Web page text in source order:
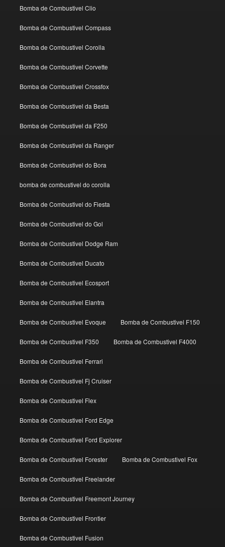
Bomba de Combustivel Clio
Bomba de Combustivel Compass
Bomba de Combustivel Corolla
Bomba de Combustivel Corvette
Bomba de Combustivel Crossfox
Bomba de Combustivel da Besta
Bomba de Combustivel da F250
Bomba de Combustivel da Ranger
Bomba de Combustivel do Bora
bomba de combustivel do corolla
Bomba de Combustivel do Fiesta
Bomba de Combustivel do Gol
Bomba de Combustivel Dodge Ram
Bomba de Combustivel Ducato
Bomba de Combustivel Ecosport
Bomba de Combustivel Elantra
Bomba de Combustivel Evoque Bomba de Combustivel F150
Bomba de Combustivel F350 Bomba de Combustivel F4000
Bomba de Combustivel Ferrari
Bomba de Combustivel Fj Cruiser
Bomba de Combustivel Flex
Bomba de Combustivel Ford Edge
Bomba de Combustivel Ford Explorer
Bomba de Combustivel Forester Bomba de Combustivel Fox
Bomba de Combustivel Freelander
Bomba de Combustivel Freemont Journey
Bomba de Combustivel Frontier
Bomba de Combustivel Fusion